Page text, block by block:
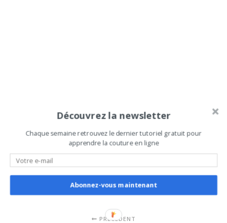
PRÉCÉDENT
Découvrez la newsletter
Chaque semaine retrouvez le dernier tutoriel gratuit pour
apprendre la couture en ligne
Abonnez-vous maintenant